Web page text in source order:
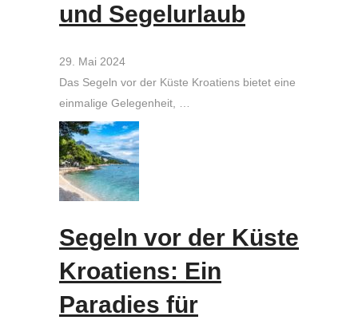
und Segelurlaub
29. Mai 2024
Das Segeln vor der Küste Kroatiens bietet eine
einmalige Gelegenheit, …
Segeln vor der Küste
Kroatiens: Ein
Paradies für